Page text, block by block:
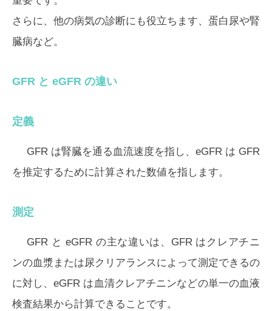
さらに、他の病気の診断にも役立ちます、蛋白尿や腎
臓病など。
GFR と eGFR の違い
定義
GFR は腎臓を通る血流速度を指し、eGFR は GFR
を推定するために計算された数値を指します。
測定
GFR と eGFR の主な違いは、GFR はクレアチニ
ンの血漿または尿クリアランスによって測定できるの
に対し、eGFR は血清クレアチニンなどの単一の血液
検査結果から計算できることです。